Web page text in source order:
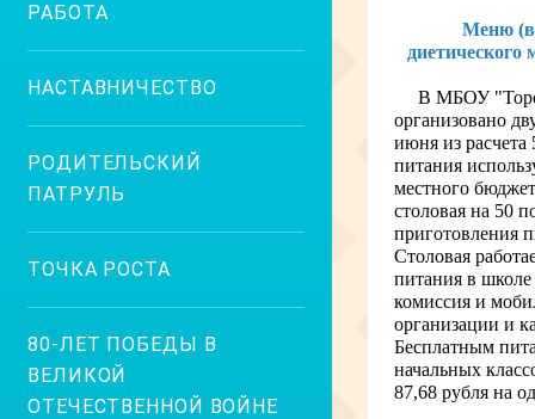
РАБОТА
НАСТАВНИЧЕСТВО
РОДИТЕЛЬСКИЙ
ПАТРУЛЬ
ТОЧКА РОСТА
80-ЛЕТ ПОБЕДЫ В
ВЕЛИКОЙ
ОТЕЧЕСТВЕННОЙ ВОЙНЕ
Меню (в
диетического
В МБОУ
организовано
июня из
питания
местного
столовая на 50
приготовления
Столовая
питания в
комиссия и
организации и
Бесплатным
начальных
87,68 рубля на